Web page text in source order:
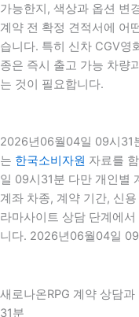
가능한지, 색상과 옵션 변
계약 전 확정 견적서에 어
습니다. 특히 신차 CGV영
종은 즉시 출고 가능 차량
는 것이 필요합니다.
2026년06월04일 09시31
는 한국소비자원 자료를
일 09시31분 다만 개인별
계좌 차종, 계약 기간, 신
라마사이트 상담 단계에
니다. 2026년06월04일
새로나온RPG 계약 상담
31분